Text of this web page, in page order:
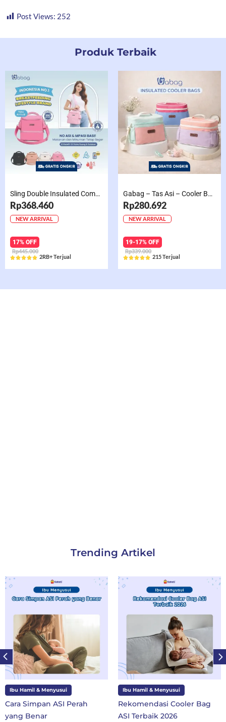
Post Views: 252
Produk Terbaik
Sling Double Insulated Compartment Cappucino Black, Creamy, Salem, Chocolate
Rp368.460
NEW ARRIVAL
17% OFF
Rp445.000
Rated
2RB+ Terjual
Gabag – Tas Asi – Cooler Bag Sling Single Compartment Mint Grape Bubble
Rp280.692
NEW ARRIVAL
19-17% OFF
Rp339.000
Rated
215 Terjual
Trending Artikel
Ibu Hamil & Menyusui
Rekomendasi Cooler Bag
ASI Terbaik 2026
Ibu dan Anak
10 Perlengkapan Sekolah
SD Kelas 1 di Tahun